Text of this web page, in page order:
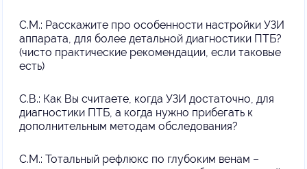
С.М.: Расскажите про особенности настройки УЗИ
аппарата, для более детальной диагностики ПТБ?
(чисто практические рекомендации, если таковые
есть)
С.В.: Как Вы считаете, когда УЗИ достаточно, для
диагностики ПТБ, а когда нужно прибегать к
дополнительным методам обследования?
С.М.: Тотальный рефлюкс по глубоким венам –